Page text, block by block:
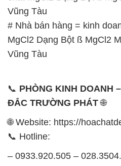
Vũng Tàu
# Nhà bán hàng = kinh
MgCl2 Dạng Bột ß MgCl2
Vũng Tàu
📞 PHÒNG KINH DOANH
ĐẮC TRƯỜNG PHÁT🌐
🌐 Website: https://
📞 Hotline:
– 0933.920.505 –